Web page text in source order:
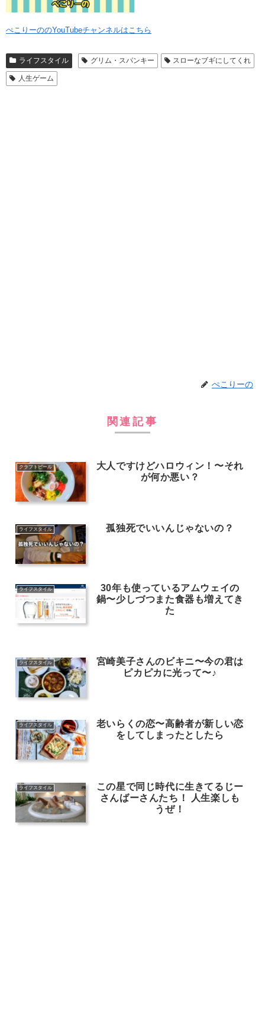
ぺこりーののYouTubeチャンネルはこちら
ライフスタイル グリム・スパンキー スローなブギにしてくれ
人生ゲーム
ぺこりーの
関連記事
クラフトビール
大人ですけどハロウィン！〜それ
が何か悪い？
ライフスタイル 孤独死でいいんじゃないの？
ライフスタイル
30年も使っているアムウェイの
鍋〜少しづつまた食器も増えてき
た
ライフスタイル
宮崎美子さんのビキニ〜今の君は
ピカピカに光って〜♪
ライフスタイル
老いらくの恋〜高齢者が新しい恋
をしてしまったとしたら
ライフスタイル
この星で同じ時代に生きてるじー
さんばーさんたち！ 人生楽しも
うぜ！